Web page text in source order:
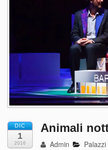
DIC
1
2016
Animali
Admin